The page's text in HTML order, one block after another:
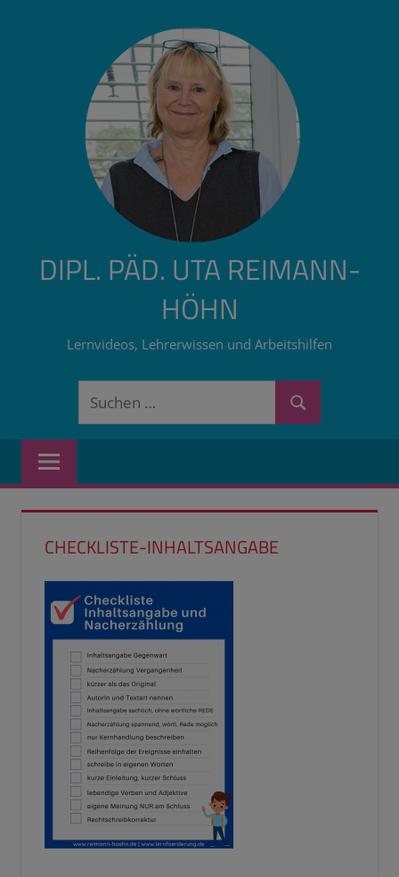
DIPL. PÄD. UTA REIMANN-
HÖHN
Lernvideos, Lehrerwissen und Arbeitshilfen
Suchen
Suchen
CHECKLISTE-INHALTSANGABE